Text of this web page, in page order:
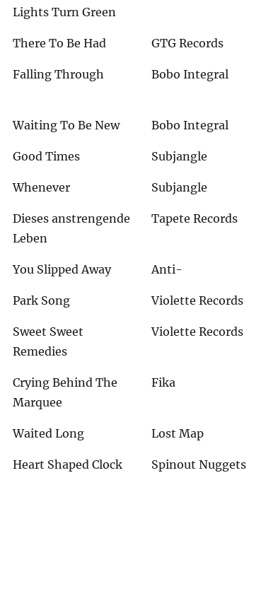
Lights Turn Green
There To Be Had GTG Records
Falling Through Bobo Integral
Waiting To Be New Bobo Integral
Good Times Subjangle
Whenever Subjangle
Dieses anstrengende
Leben
Tapete Records
You Slipped Away Anti-
Park Song Violette Records
Sweet Sweet
Remedies
Violette Records
Crying Behind The
Marquee
Fika
Waited Long Lost Map
Heart Shaped Clock Spinout Nuggets